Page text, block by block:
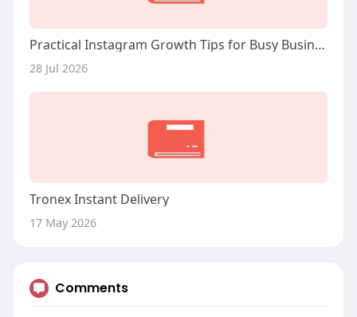
Practical Instagram Growth Tips for Busy Business Owners
28 Jul 2026
Tronex Instant Delivery
17 May 2026
Comments